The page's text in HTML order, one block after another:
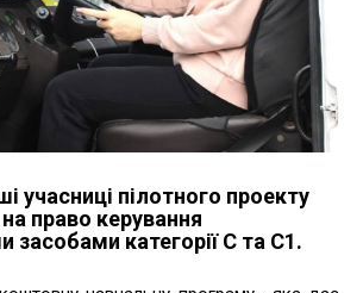
учасниці пілотного проекту
право керування
засобами категорії С та С1.